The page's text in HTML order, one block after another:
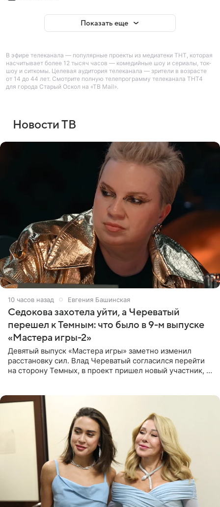
Показать еще
В эфире телеканала — популярные проекты из медиатеки ТНТ, которая
насчитывает более 12 тысяч часов — комедийные шоу и сериалы, ток-
шоу и ситкомы. Целевая аудитория телеканала — зрители в возрасте
от 14 до 44 лет. Смотрите полную телепрограмму телеканала ТНТ4
для города Старый Оскол на «ТВ Mail».
Новости ТВ
10 часов назад Евгения Башинская
Седокова захотела уйти, а Череватый
перешел к Темным: что было в 9-м выпуске
«Мастера игры-2»
Девятый выпуск «Мастера игры» заметно изменил
расстановку сил. Влад Череватый согласился перейти
на сторону Темных, в проект пришел новый участник, а